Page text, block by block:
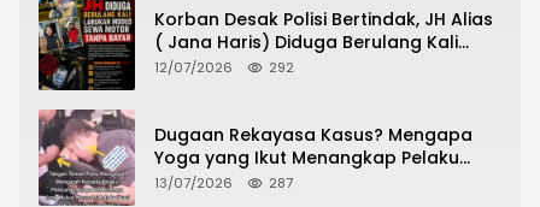
Korban Desak Polisi Bertindak, JH Alias
( Jana Haris) Diduga Berulang Kali
Lakukan Modus Sewa Motor Tanpa
12/07/2026 292
Dugaan Rekayasa Kasus? Mengapa
Yoga yang Ikut Menangkap Pelaku
Pencurian Toko Ponsel di Pancur Batu
13/07/2026 287